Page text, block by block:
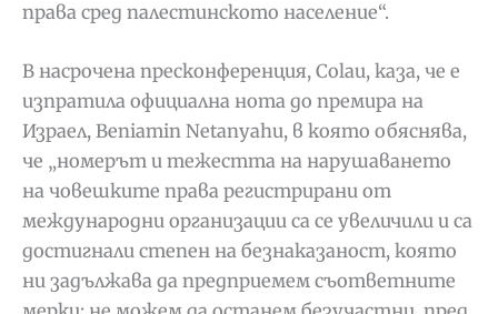
права сред палестинското население“.
В насрочена пресконференция, Colau, каза, че е
изпратила официална нота до премира на
Израел, Beniamin Netanyahu, в която обяснява,
че „номерът и тежестта на нарушаването
на човешките права регистрирани от
международни организации са се увеличили и са
достигнали степен на безнаказаност, която
ни задължава да предприемем съответните